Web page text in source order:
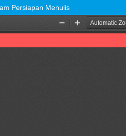
Persiapan Menulis